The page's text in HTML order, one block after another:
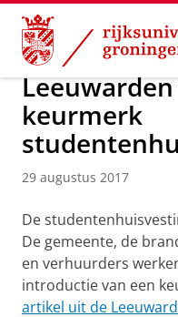
Skip
Content
Skip
Navigation
Over ons Campus
keurmerk
29 augustus 2017
De
De gemeente, de
en verhuurders
introductie van een
artikel uit de